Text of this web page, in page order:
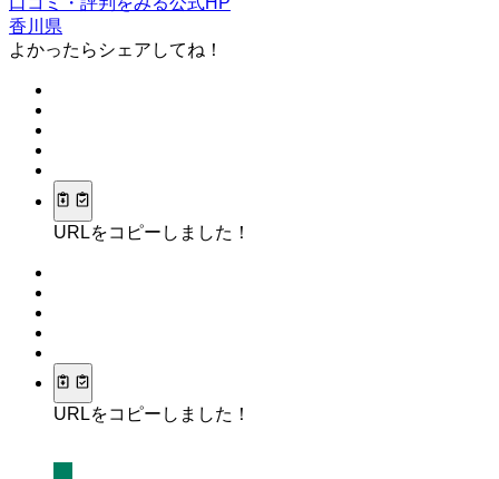
香川県
よかったらシェアしてね！
URLをコピーしました！
URLをコピーしました！